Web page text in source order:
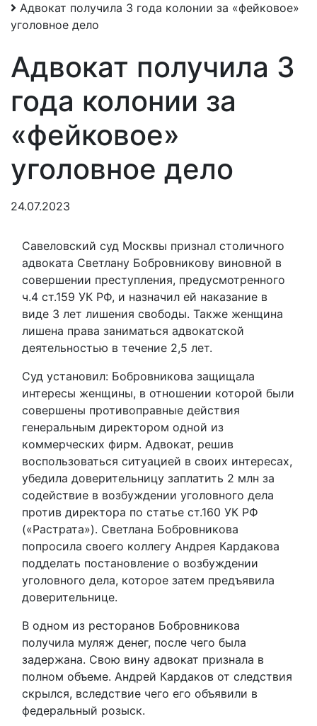
Адвокат получила 3 года колонии за «фейковое»
уголовное дело
Адвокат получила 3
года колонии за
«фейковое»
уголовное дело
24.07.2023
Савеловский суд Москвы признал столичного
адвоката Светлану Бобровникову виновной в
совершении преступления, предусмотренного
ч.4 ст.159 УК РФ, и назначил ей наказание в
виде 3 лет лишения свободы. Также женщина
лишена права заниматься адвокатской
деятельностью в течение 2,5 лет.
Суд установил: Бобровникова защищала
интересы женщины, в отношении которой были
совершены противоправные действия
генеральным директором одной из
коммерческих фирм. Адвокат, решив
воспользоваться ситуацией в своих интересах,
убедила доверительницу заплатить 2 млн за
содействие в возбуждении уголовного дела
против директора по статье ст.160 УК РФ
(«Растрата»). Светлана Бобровникова
попросила своего коллегу Андрея Кардакова
подделать постановление о возбуждении
уголовного дела, которое затем предъявила
доверительнице.
В одном из ресторанов Бобровникова
получила муляж денег, после чего была
задержана. Свою вину адвокат признала в
полном объеме. Андрей Кардаков от следствия
скрылся, вследствие чего его объявили в
федеральный розыск.